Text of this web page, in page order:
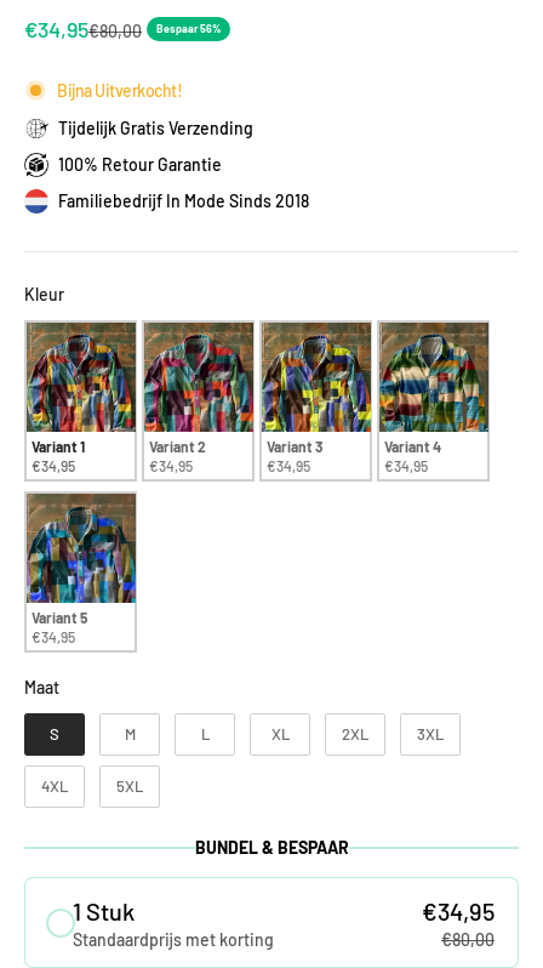
Aanbiedingsprijs
€34,95Normale prijs
€80,00 Bespaar 56%
Bijna Uitverkocht!
Tijdelijk Gratis Verzending
100% Retour Garantie
Familiebedrijf In Mode Sinds 2018
KleurKleur
Variant 1
€34,95
Variant 2
€34,95
Variant 3
€34,95
Variant 4
€34,95
Variant 5
€34,95
MaatMaat
S M L XL 2XL 3XL
4XL 5XL
BUNDEL & BESPAAR
1 Stuk
Standaardprijs met korting
€34,95
€80,00